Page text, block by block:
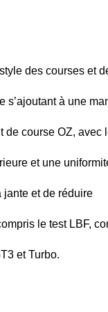
des courses et
s’ajoutant à une
de course OZ, avec
et une
et de réduire
le test LBF,
et Turbo.